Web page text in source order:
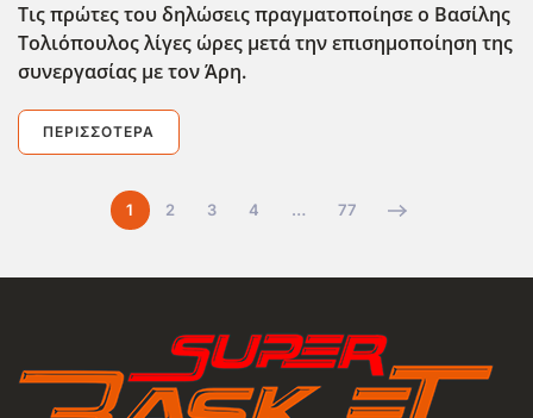
Tις πρώτες του δηλώσεις πραγματοποίησε ο Βασίλης
Τολιόπουλος λίγες ώρες μετά την επισημοποίηση της
συνεργασίας με τον Άρη.
ΠΕΡΙΣΣΌΤΕΡΑ
1 2 3 4 … 77